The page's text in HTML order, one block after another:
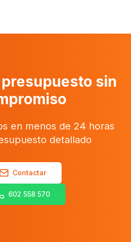
sin
en menos de 24 horas
detallado
Contactar
602 558 570